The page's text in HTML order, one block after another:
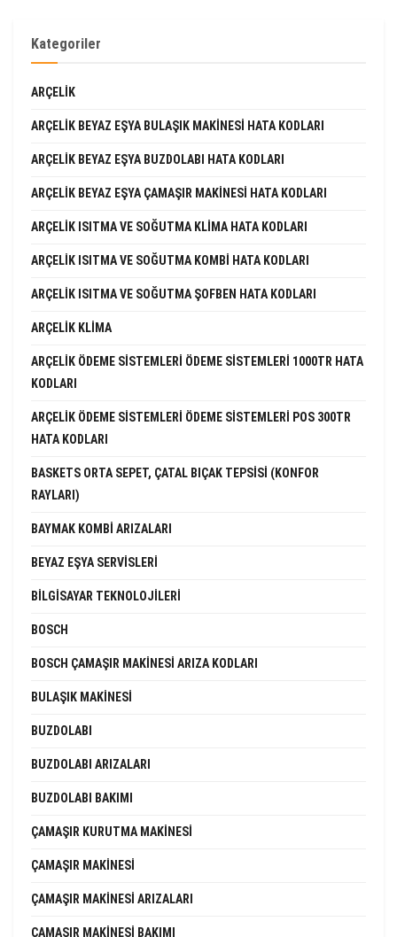
Kategoriler
ARÇELIK
ARÇELIK BEYAZ EŞYA BULAŞIK MAKINESI HATA KODLARI
ARÇELIK BEYAZ EŞYA BUZDOLABI HATA KODLARI
ARÇELIK BEYAZ EŞYA ÇAMAŞIR MAKINESI HATA KODLARI
ARÇELIK ISITMA VE SOĞUTMA KLIMA HATA KODLARI
ARÇELIK ISITMA VE SOĞUTMA KOMBI HATA KODLARI
ARÇELIK ISITMA VE SOĞUTMA ŞOFBEN HATA KODLARI
ARÇELIK KLIMA
ARÇELIK ÖDEME SISTEMLERI ÖDEME SISTEMLERI 1000TR HATA
KODLARI
ARÇELIK ÖDEME SISTEMLERI ÖDEME SISTEMLERI POS 300TR
HATA KODLARI
BASKETS ORTA SEPET, ÇATAL BIÇAK TEPSISI (KONFOR
RAYLARI)
BAYMAK KOMBI ARIZALARI
BEYAZ EŞYA SERVISLERI
BILGISAYAR TEKNOLOJILERI
BOSCH
BOSCH ÇAMAŞIR MAKINESI ARIZA KODLARI
BULAŞIK MAKINESI
BUZDOLABI
BUZDOLABI ARIZALARI
BUZDOLABI BAKIMI
ÇAMAŞIR KURUTMA MAKINESI
ÇAMAŞIR MAKINESI
ÇAMAŞIR MAKINESI ARIZALARI
ÇAMAŞIR MAKINESI BAKIMI